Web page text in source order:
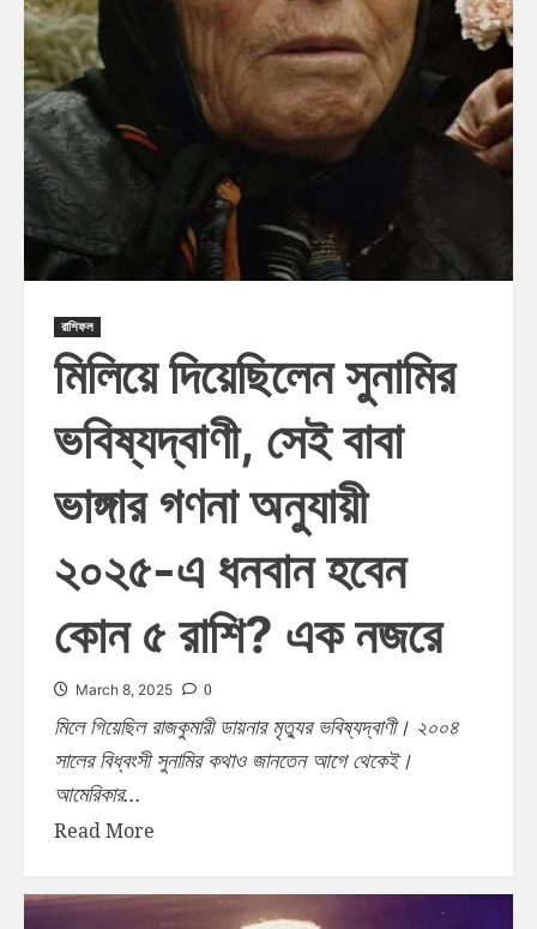
রাশিফল
মিলিয়ে দিয়েছিলেন সুনামির
ভবিষ্যদ্বাণী, সেই বাবা
ভাঙ্গার গণনা অনুযায়ী
২০২৫-এ ধনবান হবেন
কোন ৫ রাশি? এক নজরে
March 8, 2025 0
মিলে গিয়েছিল রাজকুমারী ডায়নার মৃত্যুর ভবিষ্যদ্বাণী। ২০০৪
সালের বিধ্বংসী সুনামির কথাও জানতেন আগে থেকেই।
আমেরিকার...
Read More